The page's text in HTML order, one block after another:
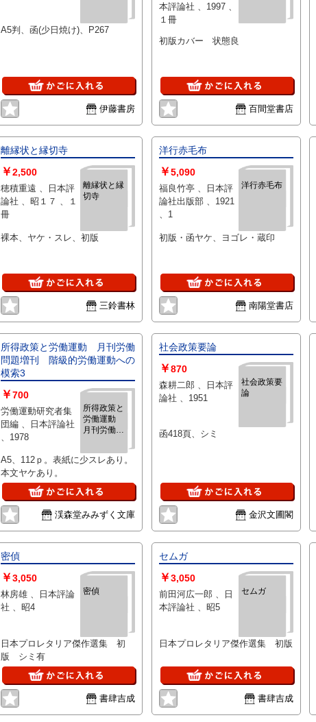
A5判、函(少日焼け)、P267
伊藤書房
本評論社 、1997 、
１冊
初版カバー 状態良
百間堂書店
離縁状と縁切寺
離縁状と縁
切寺
￥2,500
穂積重遠 、日本評
論社 、昭１７ 、１
冊
裸本、ヤケ・スレ、初版
三鈴書林
洋行赤毛布
洋行赤毛布
￥5,090
福良竹亭 、日本評
論社出版部 、1921
、1
初版・函ヤケ、ヨゴレ・蔵印
南陽堂書店
所得政策と労働運動 月刊労働
問題増刊 階級的労働運動への
模索3
所得政策と
労働運動
月刊労働問
級的労働運
動への模索
￥700
労働運動研究者集
団編 、日本評論社
、1978
A5、112ｐ。表紙に少スレあり。
本文ヤケあり。
渓森堂みみずく文庫
社会政策要論
社会政策要
論
￥870
森耕二郎 、日本評
論社 、1951
函418頁、シミ
金沢文圃閣
密偵
密偵
￥3,050
林房雄 、日本評論
社 、昭4
日本プロレタリア傑作選集 初
版 シミ有
書肆吉成
セムガ
セムガ
￥3,050
前田河広一郎 、日
本評論社 、昭5
日本プロレタリア傑作選集 初版
書肆吉成